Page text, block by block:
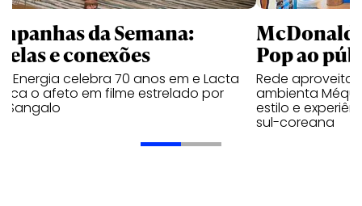
da Semana:
e conexões
Energia celebra 70 anos em e Lacta
o afeto em filme estrelado por
Sangalo
Pop ao
Rede aproveita
ambienta Méqui
estilo e
sul-coreana